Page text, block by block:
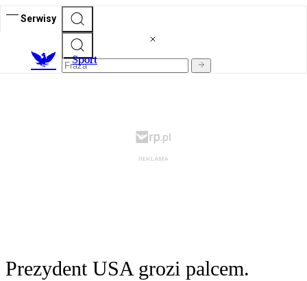
Serwisy
Sport
Prezydent USA grozi palcem.